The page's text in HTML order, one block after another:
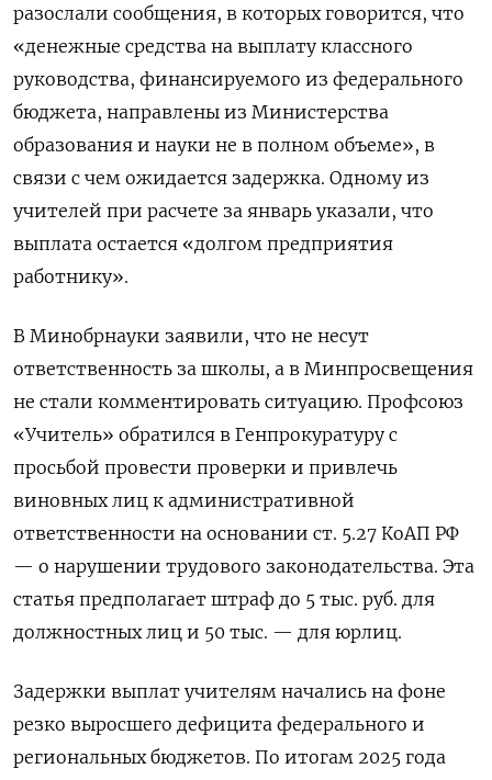
разослали сообщения, в которых говорится, что
«денежные средства на выплату классного
руководства, финансируемого из федерального
бюджета, направлены из Министерства
образования и науки не в полном объеме», в
связи с чем ожидается задержка. Одному из
учителей при расчете за январь указали, что
выплата остается «долгом предприятия
работнику».
В Минобрнауки заявили, что не несут
ответственность за школы, а в Минпросвещения
не стали комментировать ситуацию. Профсоюз
«Учитель» обратился в Генпрокуратуру с
просьбой провести проверки и привлечь
виновных лиц к административной
ответственности на основании ст. 5.27 КоАП РФ
— о нарушении трудового законодательства. Эта
статья предполагает штраф до 5 тыс. руб. для
должностных лиц и 50 тыс. — для юрлиц.
Задержки выплат учителям начались на фоне
резко выросшего дефицита федерального и
региональных бюджетов. По итогам 2025 года